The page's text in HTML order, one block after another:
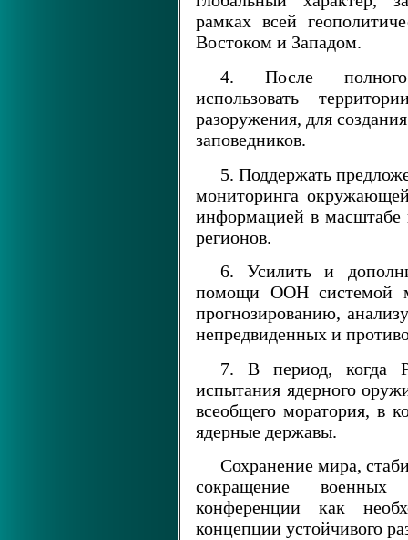
рамках всей
Востоком и Западом.
4. После полного
использовать
разоружения, для
заповедников.
5. Поддержать
мониторинга
информацией в масштабе
регионов.
6. Усилить и
помощи ООН системой
прогнозированию,
непредвиденных и
7. В период, когда
испытания ядерного
всеобщего моратория, в
ядерные державы.
Сохранение мира,
сокращение военных
конференции как
концепции устойчивого